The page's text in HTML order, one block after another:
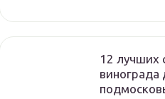
12 лучших
винограда